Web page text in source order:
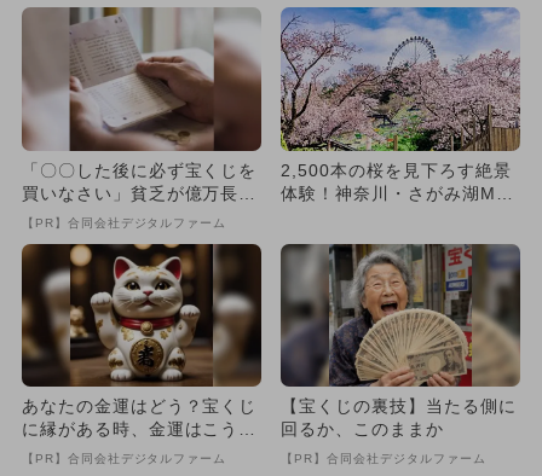
「〇〇した後に必ず宝くじを
買いなさい」貧乏が億万長者
に
【PR】合同会社デジタルファーム
2,500本の桜を見下ろす絶景
体験！神奈川・さがみ湖MO
あなたの金運はどう？宝くじ
に縁がある時、金運はこう変
わる
【PR】合同会社デジタルファーム
【宝くじの裏技】当たる側に
回るか、このままか
【PR】合同会社デジタルファーム